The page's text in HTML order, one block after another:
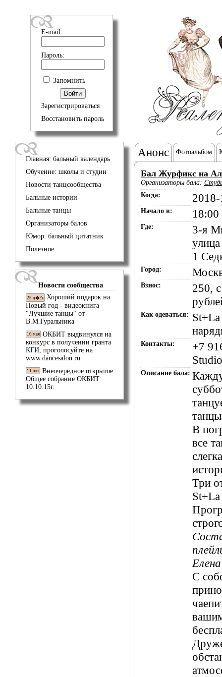
E-mail:
Пароль:
Запомнить
Зарегистрироваться
Восстановить пароль
Главная: бальный календарь
Обучение: школы и студии
Новости танцсообщества
Бальные истории
Бальные танцы
Организаторы балов
Юмор: бальный цитатник
Полезное
Новости сообщества
25 д�?к Хороший подарок на
Новый год - видеокнига
"Лучшие танцы" от
В.М.Гуральника
16 мая ОКБИТ выдвинулся на
конкурс в получении гранта
КГИ, проголосуйте на
www.dancesalon.ru
11 окт Внеочередное открытое
Общее собрание ОКБИТ
10.10.15г.
Анонс Фотоальбом
Бал Журфикс на
Организаторы бала:
Когда:
Начало в: 18:00
Где:
3-я
1
Город:
Взнос:
250,
Как одеваться: St+La
Контакты:
+7
Описание бала:
В
все
Три
С